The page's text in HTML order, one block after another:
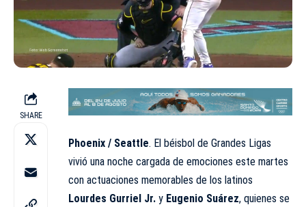
SHARE
Phoenix / Seattle. El béisbol de Grandes Ligas
vivió una noche cargada de emociones este martes
con actuaciones memorables de los latinos
Lourdes Gurriel Jr. y Eugenio Suárez, quienes se